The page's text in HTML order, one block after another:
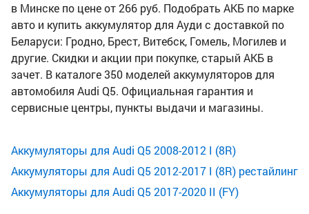
в Минске по цене от 266 руб. Подобрать АКБ по марке
авто и купить аккумулятор для Ауди с доставкой по
Беларуси: Гродно, Брест, Витебск, Гомель, Могилев и
другие. Скидки и акции при покупке, старый АКБ в
зачет. В каталоге 350 моделей аккумуляторов для
автомобиля Audi Q5. Официальная гарантия и
сервисные центры, пункты выдачи и магазины.
Аккумуляторы для Audi Q5 2008-2012 I (8R)
Аккумуляторы для Audi Q5 2012-2017 I (8R) рестайлинг
Аккумуляторы для Audi Q5 2017-2020 II (FY)